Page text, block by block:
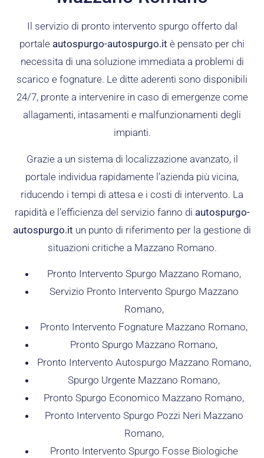
Il servizio di pronto intervento spurgo offerto dal
portale autospurgo-autospurgo.it è pensato per chi
necessita di una soluzione immediata a problemi di
scarico e fognature. Le ditte aderenti sono disponibili
24/7, pronte a intervenire in caso di emergenze come
allagamenti, intasamenti e malfunzionamenti degli
impianti.
Grazie a un sistema di localizzazione avanzato, il
portale individua rapidamente l’azienda più vicina,
riducendo i tempi di attesa e i costi di intervento. La
rapidità e l’efficienza del servizio fanno di autospurgo-
autospurgo.it un punto di riferimento per la gestione di
situazioni critiche a Mazzano Romano.
Pronto Intervento Spurgo Mazzano Romano,
Servizio Pronto Intervento Spurgo Mazzano
Romano,
Pronto Intervento Fognature Mazzano Romano,
Pronto Spurgo Mazzano Romano,
Pronto Intervento Autospurgo Mazzano Romano,
Spurgo Urgente Mazzano Romano,
Pronto Spurgo Economico Mazzano Romano,
Pronto Intervento Spurgo Pozzi Neri Mazzano
Romano,
Pronto Intervento Spurgo Fosse Biologiche